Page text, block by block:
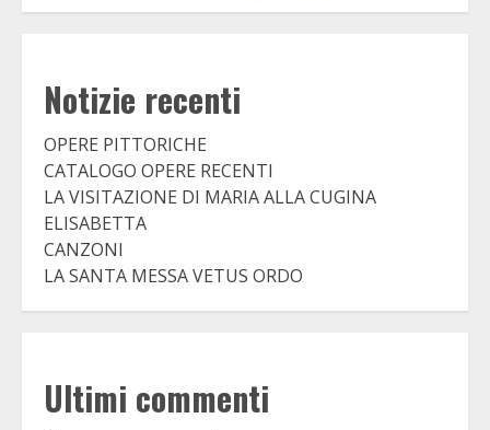
Notizie recenti
OPERE PITTORICHE
CATALOGO OPERE RECENTI
LA VISITAZIONE DI MARIA ALLA CUGINA
ELISABETTA
CANZONI
LA SANTA MESSA VETUS ORDO
Ultimi commenti